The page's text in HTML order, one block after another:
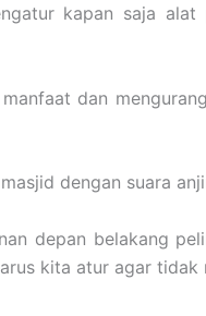
kapan saja
dan
dengan suara
depan belakang
kita atur agar tidak